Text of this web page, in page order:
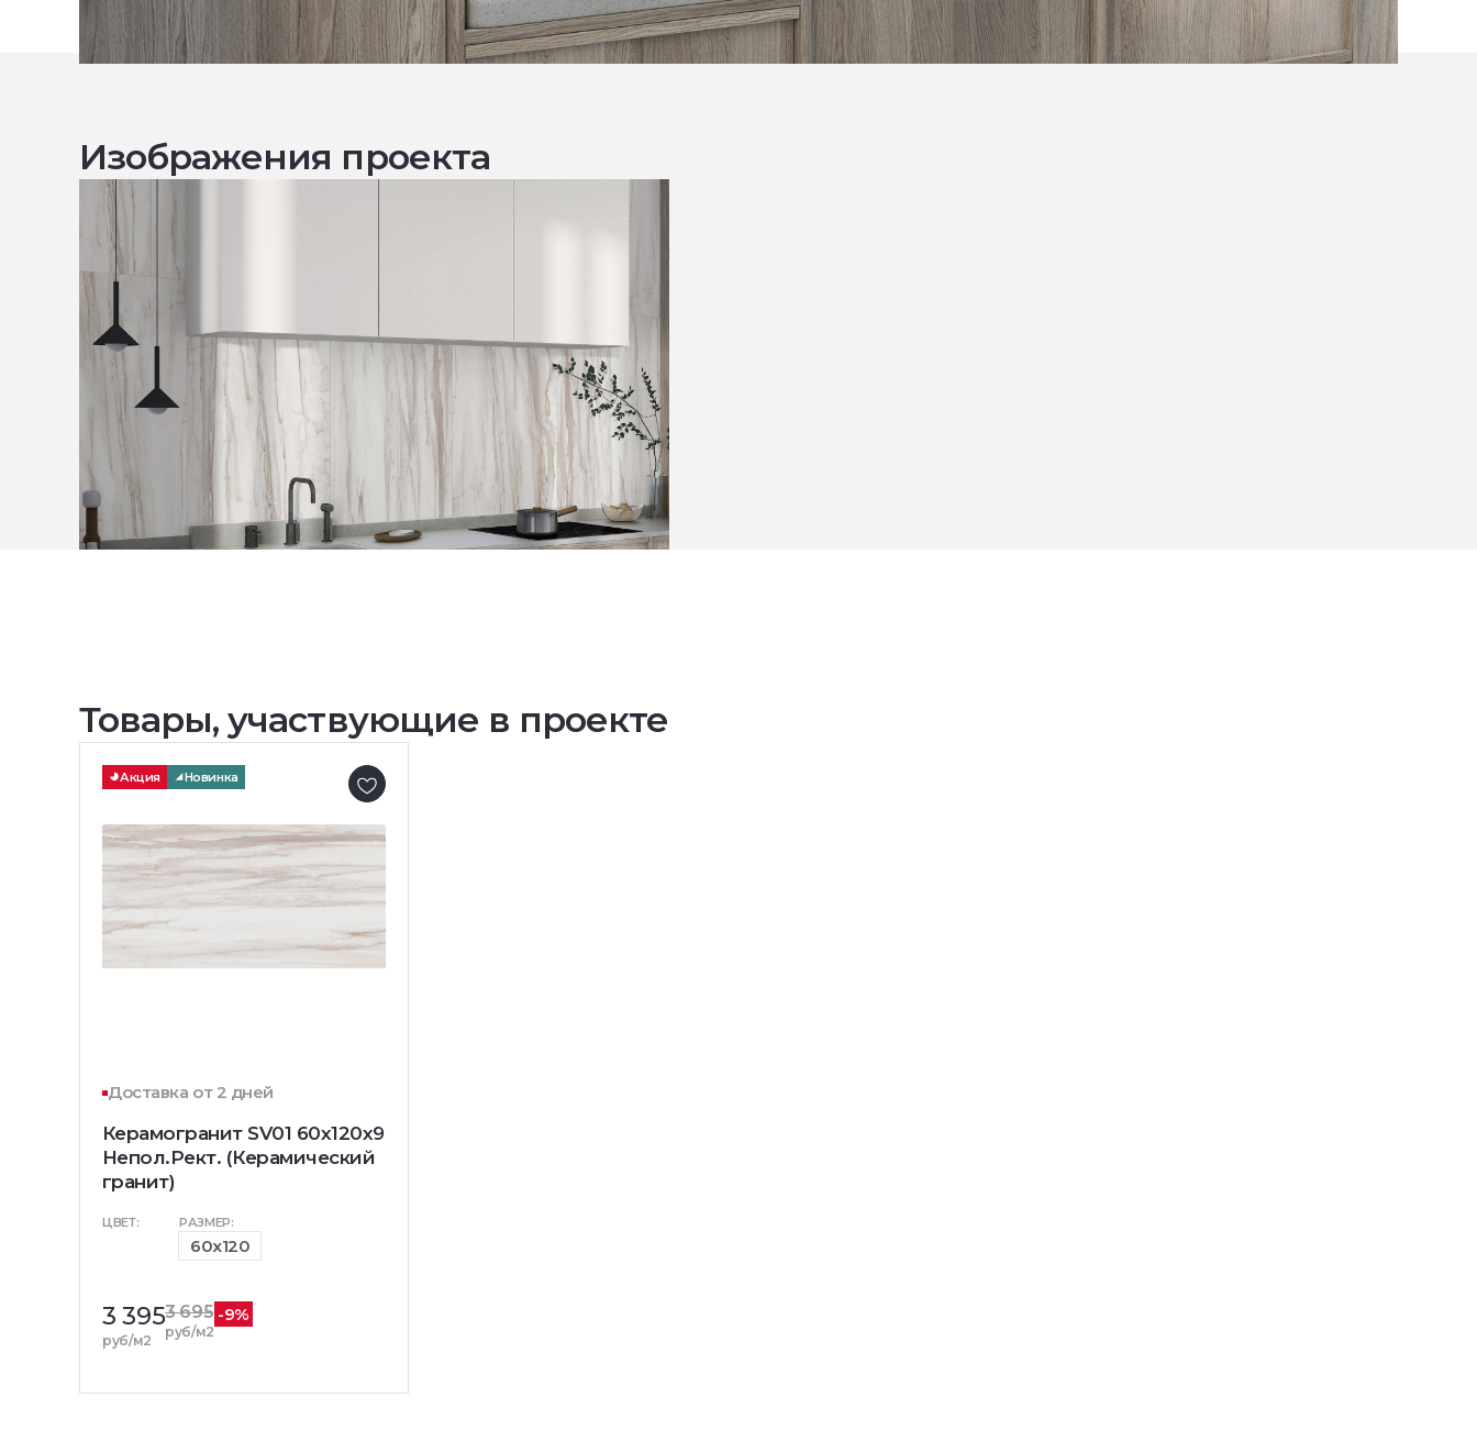
Изображения проекта
Товары, участвующие в проекте
Акция Новинка
Доставка от 2 дней
Керамогранит SV01 60x120x9
Непол.Рект. (Керамический
гранит)
ЦВЕТ: РАЗМЕР:
60x120
3 395
руб/м2
3 695
руб/м2
-9%